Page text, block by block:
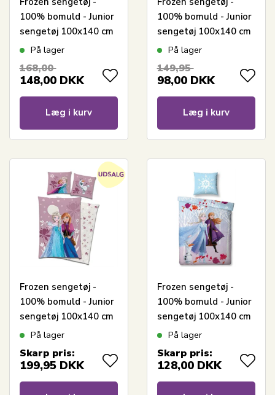
100% bomuld - Junior
sengetøj 100x140 cm
- Anna, Elsa og Olaf
På lager
168,00
148,00 DKK
Læg i kurv
100% bomuld - Junior
sengetøj 100x140 cm
- Blå - Anna, Elsa,
Olaf
På lager
149,95
98,00 DKK
Læg i kurv
Frozen sengetøj -
100% bomuld - Junior
sengetøj 100x140 cm
- Frost Anna og Elsa -
På lager
Skarp pris:
199,95 DKK
Frozen sengetøj -
100% bomuld - Junior
sengetøj 100x140 cm
- Lyseblå - Anna, Elsa
På lager
Skarp pris:
128,00 DKK